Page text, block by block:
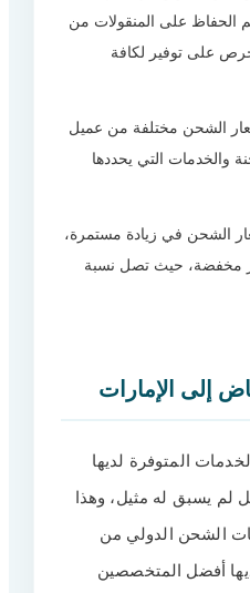
الحفاظ على المنقولات من
على توفير لكافة
الشحن مختلفة من عميل
والخدمات التي يحددها
الشحن في زيادة مستمرة،
مخفضة، حيث تصل نسبة
إلى الإمارات
المتوفرة لديها
يسبق له مثيل، وهذا
الشحن الدولي من
أفضل المتخصصين